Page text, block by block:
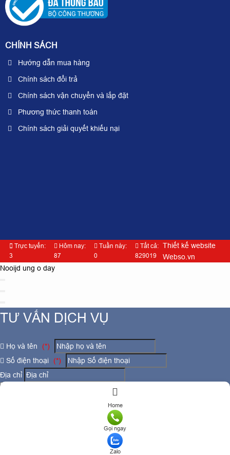
CHÍNH SÁCH
Hướng dẫn mua hàng
Chính sách đổi trả
Chính sách vận chuyển và lắp đặt
Phương thức thanh toán
Chính sách giải quyết khiếu nại
Trực tuyến:
3
Hôm nay:
87
Tuần này:
0
Tất cả:
829019
Thiết kế website
Webso.vn
Home
Gọi ngay
Zalo
Nooijd ung o day
TƯ VẤN DỊCH VỤ
Họ và tên
(*)
Số điện thoại
(*)
Địa chỉ
TƯ VẤN DỊCH VỤ